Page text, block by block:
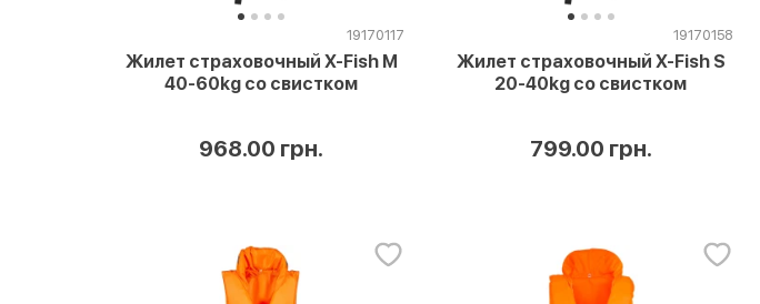
19170117
Жилет страховочный X-Fish M
40-60kg со свистком
968.00 грн.
19170158
Жилет страховочный X-Fish S
20-40kg со свистком
799.00 грн.